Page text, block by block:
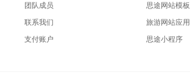
团队成员
联系我们
支付账户
思途网站模板
旅游网站应用
思途小程序